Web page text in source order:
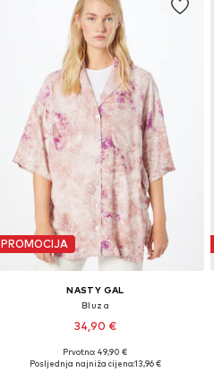
PROMOCIJA
NASTY GAL
Bluza
34,90 €
Dostupne veličine: XS, S, M, L
Prvotno: 49,90 €
Posljednja najniža cijena:13,96 €